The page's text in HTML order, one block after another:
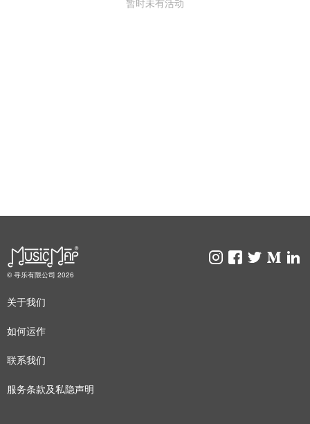
暂时未有活动
© 寻乐有限公司 2026
关于我们
如何运作
联系我们
服务条款及私隐声明